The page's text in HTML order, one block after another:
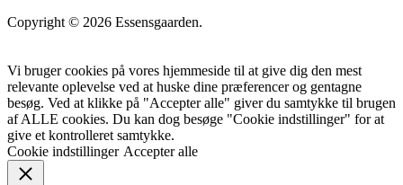
Copyright © 2026 Essensgaarden.
Vi bruger cookies på vores hjemmeside til at give dig den mest
relevante oplevelse ved at huske dine præferencer og gentagne
besøg. Ved at klikke på "Accepter alle" giver du samtykke til brugen
af ALLE cookies. Du kan dog besøge "Cookie indstillinger" for at
give et kontrolleret samtykke.
Cookie indstillinger Accepter alle